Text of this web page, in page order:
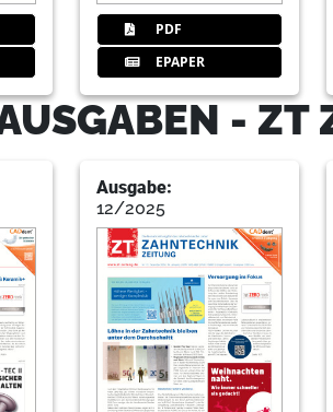
PDF
EPAPER
-
Ausgabe:
12/2025